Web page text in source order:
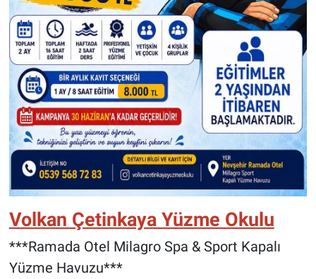
Volkan Çetinkaya Yüzme Okulu
***Ramada Otel Milagro Spa & Sport Kapalı
Yüzme Havuzu***